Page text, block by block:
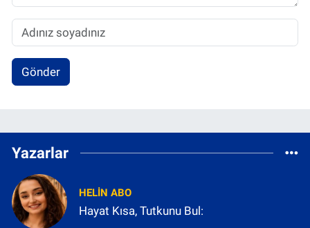
Gönder
Yazarlar
HELIN ABO
Hayat Kısa, Tutkunu Bul: